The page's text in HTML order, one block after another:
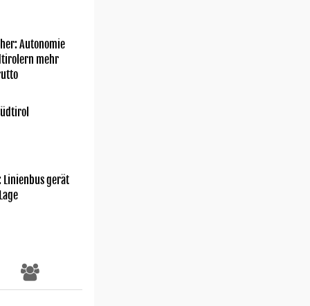
Autonomie
mehr
Linienbus gerät